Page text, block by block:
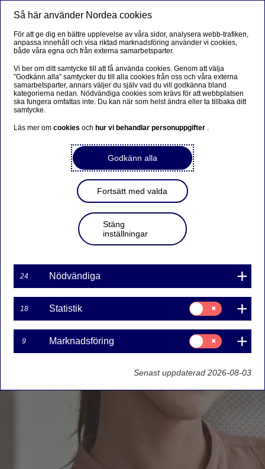
Så här använder Nordea cookies
För att ge dig en bättre upplevelse av våra sidor, analysera webb-trafiken,
anpassa innehåll och visa riktad marknadsföring använder vi cookies,
både våra egna och från externa samarbetsparter.
Vi ber om ditt samtycke till att få använda cookies. Genom att välja
”Godkänn alla” samtycker du till alla cookies från oss och våra externa
samarbetsparter, annars väljer du själv vad du vill godkänna bland
kategorierna nedan. Nödvändiga cookies som krävs för att webbplatsen
ska fungera omfattas inte. Du kan när som helst ändra eller ta tillbaka ditt
samtycke.
Läs mer omcookiesoch hur vi behandlar personuppgifter .
Godkänn alla
Fortsätt med valda
Stäng
inställningar
24 Nödvändiga
18 Statistik
Samtycke
för:
Statistik
9 Marknadsföring
Samtycke
för:
Marknadsföring
Senast uppdaterad 2026-08-03